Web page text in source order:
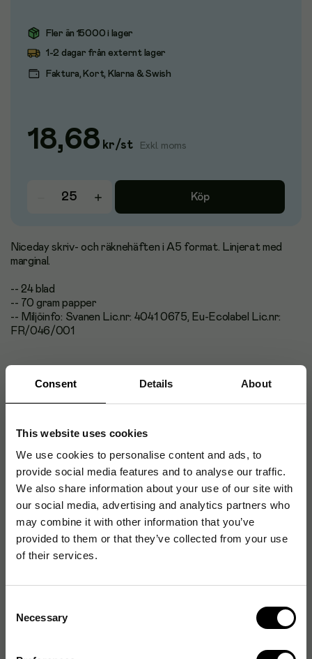
Consent Details About
This website uses cookies
We use cookies to personalise content and ads, to
provide social media features and to analyse our traffic.
We also share information about your use of our site with
our social media, advertising and analytics partners who
may combine it with other information that you’ve
provided to them or that they’ve collected from your use
of their services.
Selection
Necessary
Fler än 15000 i lager
1-2 dagar från externt lager
Faktura, Kort, Klarna & Swish
18,68 kr/st Exkl. moms
Köp
Niceday skriv- och räknehäften i A5 format. Linjerat med
marginal.
-- 24 blad
-- 70 gram papper
-- Miljöinfo: Svanen Lic.nr: 4041 0675, Eu-Ecolabel Lic.nr:
FR/046/001
Produktspecifikationer
Sidlayout Linjerad
Format
Färg
Omslagsmaterial